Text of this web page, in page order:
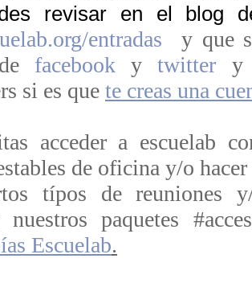
entradas y que
facebook ytwitter y
si es que te creas una
acceder a escuelab
de oficina y/o
típos de reuniones
nuestros paquetes
Escuelab.